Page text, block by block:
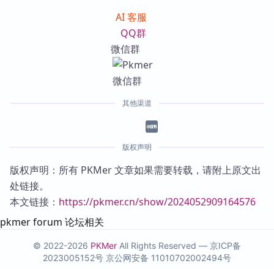
AI 客服
QQ群
微信群
其他渠道
版权声明
版权声明：所有 PKMer 文章如果需要转载，请附上原文出
处链接。
本文链接： https://pkmer.cn/show/2024052909164576
pkmer forum 论坛相关
© 2022-2026 PKMer All Rights Reserved — 京ICP备
2023005152号 京公网安备 11010702002494号